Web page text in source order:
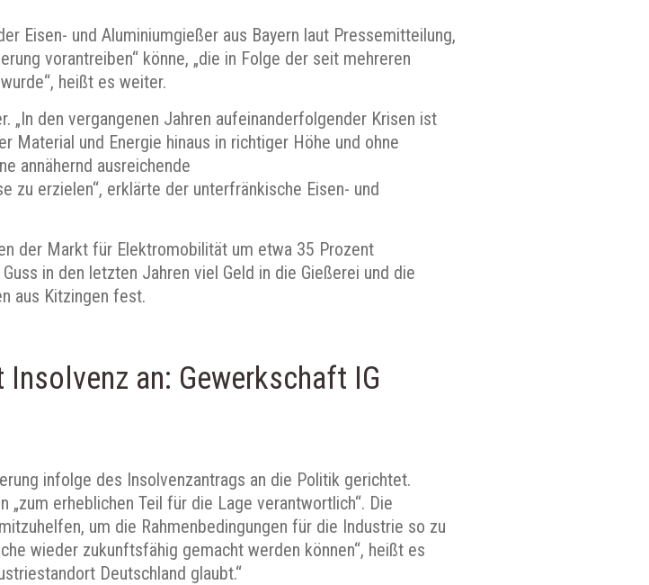
Eisen- und Aluminiumgießer aus Bayern laut Pressemitteilung,
vorantreiben“ könne, „die in Folge der seit mehreren
heißt es weiter.
„In den vergangenen Jahren aufeinanderfolgender Krisen ist
Material und Energie hinaus in richtiger Höhe und ohne
annähernd ausreichende
zu erzielen“, erklärte der unterfränkische Eisen- und
der Markt für Elektromobilität um etwa 35 Prozent
in den letzten Jahren viel Geld in die Gießerei und die
aus Kitzingen fest.
an: Gewerkschaft IG
infolge des Insolvenzantrags an die Politik gerichtet.
„zum erheblichen Teil für die Lage verantwortlich“. Die
um die Rahmenbedingungen für die Industrie so zu
wieder zukunftsfähig gemacht werden können“, heißt es
Deutschland glaubt.“